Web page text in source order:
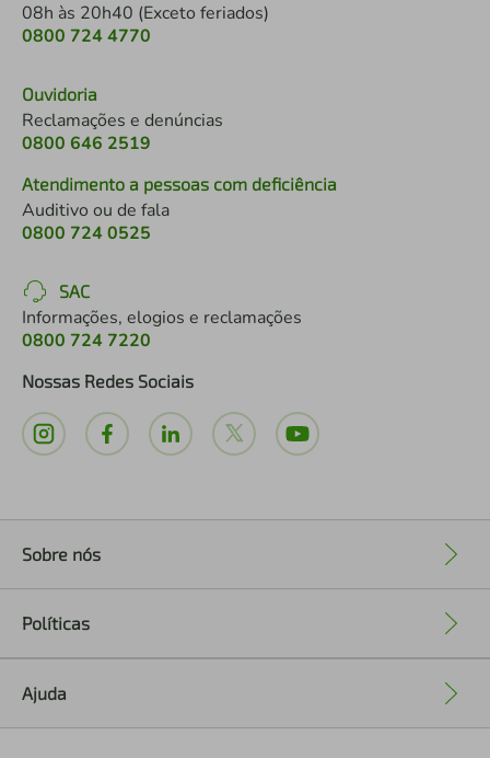
08h às 20h40 (Exceto feriados)
0800 724 4770
Ouvidoria
Reclamações e denúncias
0800 646 2519
Atendimento a pessoas com deficiência
Auditivo ou de fala
0800 724 0525
SAC
Informações, elogios e reclamações
0800 724 7220
Nossas Redes Sociais
Sobre nós
Políticas
Ajuda